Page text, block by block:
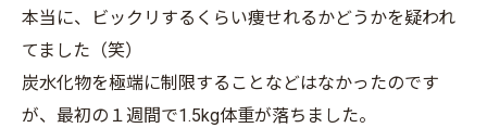
本当に、ビックリするくらい痩せれるかどうかを疑われ
てました（笑）
炭水化物を極端に制限することなどはなかったのです
が、最初の１週間で1.5kg体重が落ちました。